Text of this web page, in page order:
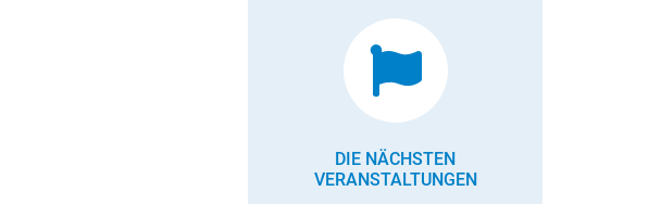
DIE NÄCHSTEN
VERANSTALTUNGEN